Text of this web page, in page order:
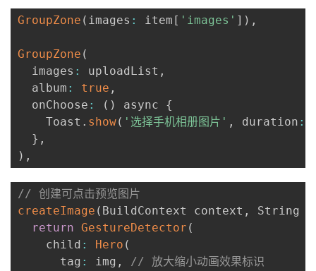
GroupZone ( images : item [ 'images' ] ) ,
GroupZone (
  images
: uploadList ,
  album
: true ,
  onChoose
: ( ) async {
    Toast
. show( '选择手机相册图片' , duration :
} ,
) ,
// 创建可点击预览图片
createImage ( BuildContext context ,
String
return GestureDetector (
    child
: Hero (
      tag
: img ,
// 放大缩小动画效果标识